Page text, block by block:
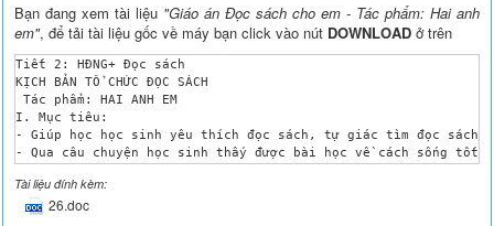
Bạn đang xem tài liệu "Giáo án Đọc sách cho em - Tác phẩm: Hai anh
em", để tải tài liệu gốc về máy bạn click vào nút DOWNLOAD ở trên
Tiết 2: HĐNG+ Đọc sách
KỊCH BẢN TỔ CHỨC ĐỌC SÁCH
Tác phẩm: HAI ANH EM
I. Mục tiêu:
- Giúp học học sinh yêu thích đọc sách, tự giác tìm đọc sách.
- Qua câu chuyện học sinh thấy được bài học về cách sống tốt
- Giáo dục học sinh biết chăm chỉ lao động, biết giúp đỡ mọi
II. Chuẩn bị:
- Chuẩn bị địa điểm: Lớp học
Tài liệu đính kèm:
26.doc